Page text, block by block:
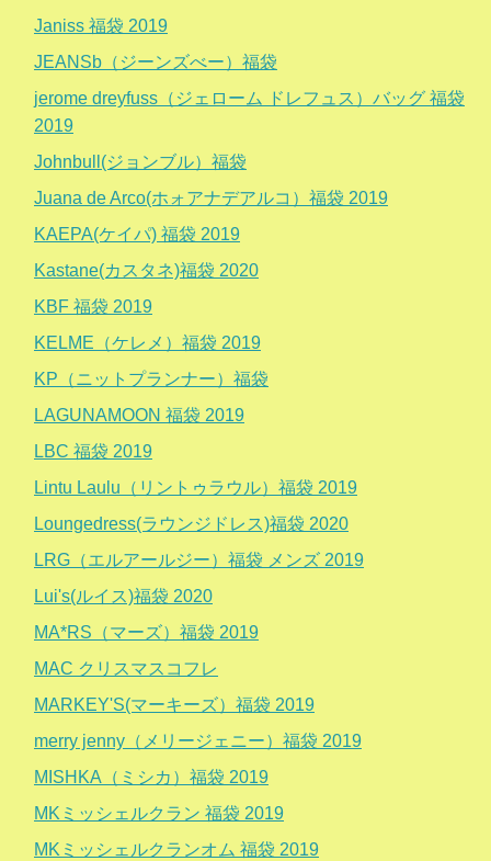
Janiss 福袋 2019
JEANSb（ジーンズべー）福袋
jerome dreyfuss（ジェローム ドレフュス）バッグ 福袋
2019
Johnbull(ジョンブル）福袋
Juana de Arco(ホォアナデアルコ）福袋 2019
KAEPA(ケイパ) 福袋 2019
Kastane(カスタネ)福袋 2020
KBF 福袋 2019
KELME（ケレメ）福袋 2019
KP（ニットプランナー）福袋
LAGUNAMOON 福袋 2019
LBC 福袋 2019
Lintu Laulu（リントゥラウル）福袋 2019
Loungedress(ラウンジドレス)福袋 2020
LRG（エルアールジー）福袋 メンズ 2019
Lui's(ルイス)福袋 2020
MA*RS（マーズ）福袋 2019
MAC クリスマスコフレ
MARKEY'S(マーキーズ）福袋 2019
merry jenny（メリージェニー）福袋 2019
MISHKA（ミシカ）福袋 2019
MKミッシェルクラン 福袋 2019
MKミッシェルクランオム 福袋 2019